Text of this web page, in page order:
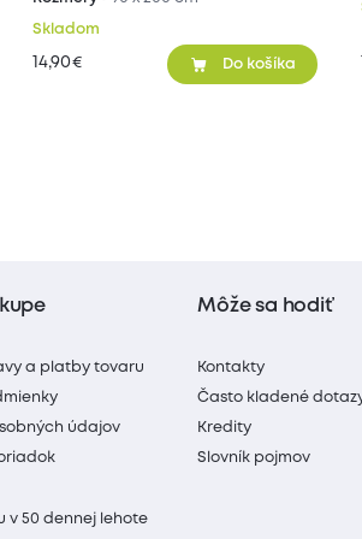
Skladom
14,90 € Do košíka
a platby tovaru
údajov
v 50 dennej lehote
Môže sa hodiť
Kontakty
Často kladené
Kredity
Slovník pojmov